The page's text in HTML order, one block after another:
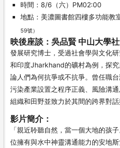
時間：8/6（六）PM02:00
地點：美濃圖書館四樓多功能教
59號）
映後座談：吳品賢 中山大學
發展研究博士，受過社會學與文化
和印度Jharkhand的礦村為例，探
論人們為何抗爭或不抗爭。曾任職
污染產業設置之程序正義、風險溝
組織和田野並致力於其間的跨界對話
影片簡介：
「親近聆聽自然，當一個大地的孩
位擁有與水中神靈溝通能力的安地